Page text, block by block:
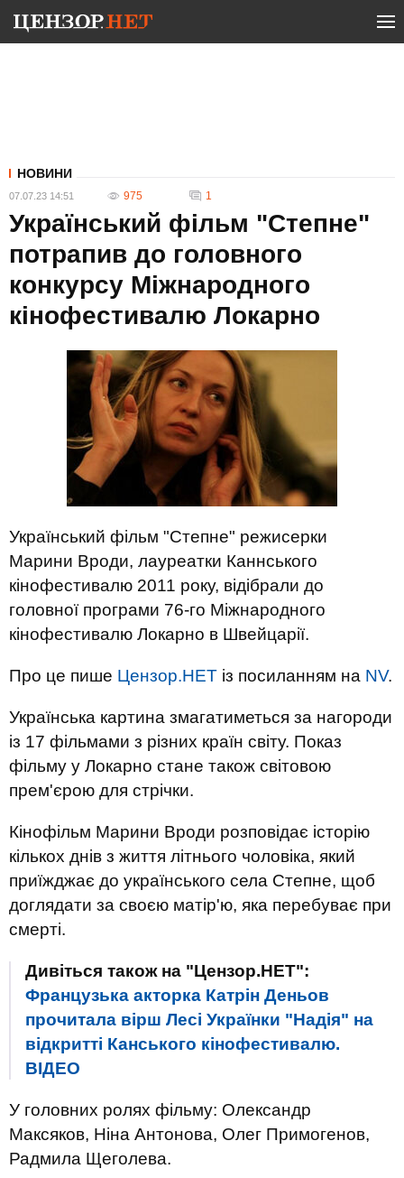
НОВИНИ
07.07.23 14:51 975 1
Український фільм "Степне"
потрапив до головного
конкурсу Міжнародного
кінофестивалю Локарно
Український фільм "Степне" режисерки
Марини Вроди, лауреатки Каннського
кінофестивалю 2011 року, відібрали до
головної програми 76-го Міжнародного
кінофестивалю Локарно в Швейцарії.
Про це пише Цензор.НЕТ із посиланням на NV.
Українська картина змагатиметься за нагороди
із 17 фільмами з різних країн світу. Показ
фільму у Локарно стане також світовою
прем'єрою для стрічки.
Кінофільм Марини Вроди розповідає історію
кількох днів з життя літнього чоловіка, який
приїжджає до українського села Степне, щоб
доглядати за своєю матір'ю, яка перебуває при
смерті.
Дивіться також на "Цензор.НЕТ":
Французька акторка Катрін Деньов
прочитала вірш Лесі Українки "Надія" на
відкритті Канського кінофестивалю.
ВIДЕО
У головних ролях фільму: Олександр
Максяков, Ніна Антонова, Олег Примогенов,
Радмила Щеголева.